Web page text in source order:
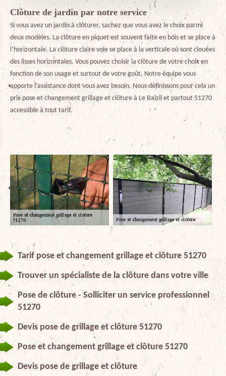
Clôture de jardin par notre service
Si vous avez un jardin à clôturer, sachez que vous avez le choix parmi
deux modèles. La clôture en piquet est souvent faite en bois et se place à
l’horizontale. La clôture claire voie se place à la verticale où sont clouées
des lisses horizontales. Vous pouvez choisir la clôture de votre choix en
fonction de son usage et surtout de votre goût. Notre équipe vous
apporte l’assistance dont vous avez besoin. Nous définissons pour cela un
prix pose et changement grillage et clôture à Le Baizil et partout 51270
accessible à tout tarif.
Tarif pose et changement grillage et clôture 51270
Trouver un spécialiste de la clôture dans votre ville
Pose de clôture - Solliciter un service professionnel
51270
Devis pose de grillage et clôture 51270
Pose et changement grillage et clôture 51270
Devis pose de grillage et clôture